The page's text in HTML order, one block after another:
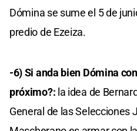
Dómina se sume el 5 de
predio de Ezeiza.
-6) Si anda bien Dómina
próximo?: la idea de
General de las Selecciones